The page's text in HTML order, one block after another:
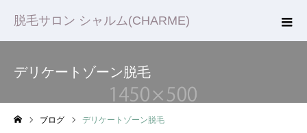
脱毛サロン シャルム(CHARME)
デリケートゾーン脱毛
ブログ デリケートゾーン脱毛